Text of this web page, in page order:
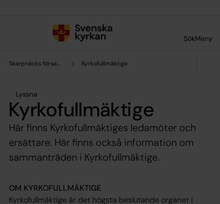
SökMeny
Skarpnäcks församling Kyrkofullmäktige
Lyssna
Kyrkofullmäktige
Här finns Kyrkofullmäktiges ledamöter och
ersättare. Här finns också information om
sammanträden i Kyrkofullmäktige.
OM KYRKOFULLMÄKTIGE
Kyrkofullmäktige är det högsta beslutande organet i